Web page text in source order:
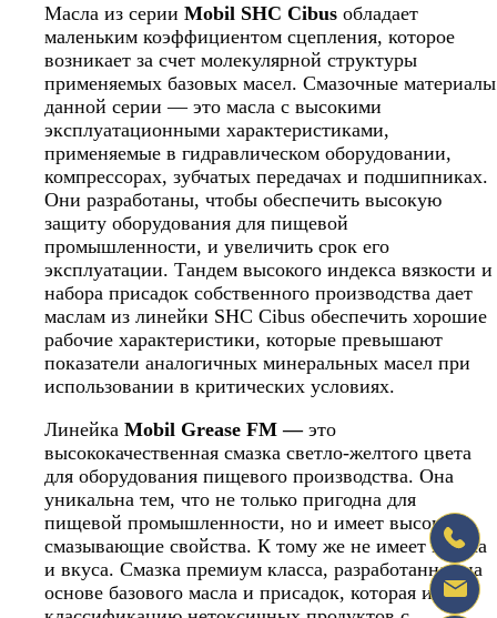
Масла из серии Mobil SHC Cibus обладает
маленьким коэффициентом сцепления, которое
возникает за счет молекулярной структуры
применяемых базовых масел. Смазочные материалы
данной серии — это масла с высокими
эксплуатационными характеристиками,
применяемые в гидравлическом оборудовании,
компрессорах, зубчатых передачах и подшипниках.
Они разработаны, чтобы обеспечить высокую
защиту оборудования для пищевой
промышленности, и увеличить срок его
эксплуатации. Тандем высокого индекса вязкости и
набора присадок собственного производства дает
маслам из линейки SHC Cibus обеспечить хорошие
рабочие характеристики, которые превышают
показатели аналогичных минеральных масел при
использовании в критических условиях.
Линейка Mobil Grease FM — это
высококачественная смазка светло-желтого цвета
для оборудования пищевого производства. Она
уникальна тем, что не только пригодна для
пищевой промышленности, но и имеет высокие
смазывающие свойства. К тому же не имеет запаха
и вкуса. Смазка премиум класса, разработанная на
основе базового масла и присадок, которая имеет